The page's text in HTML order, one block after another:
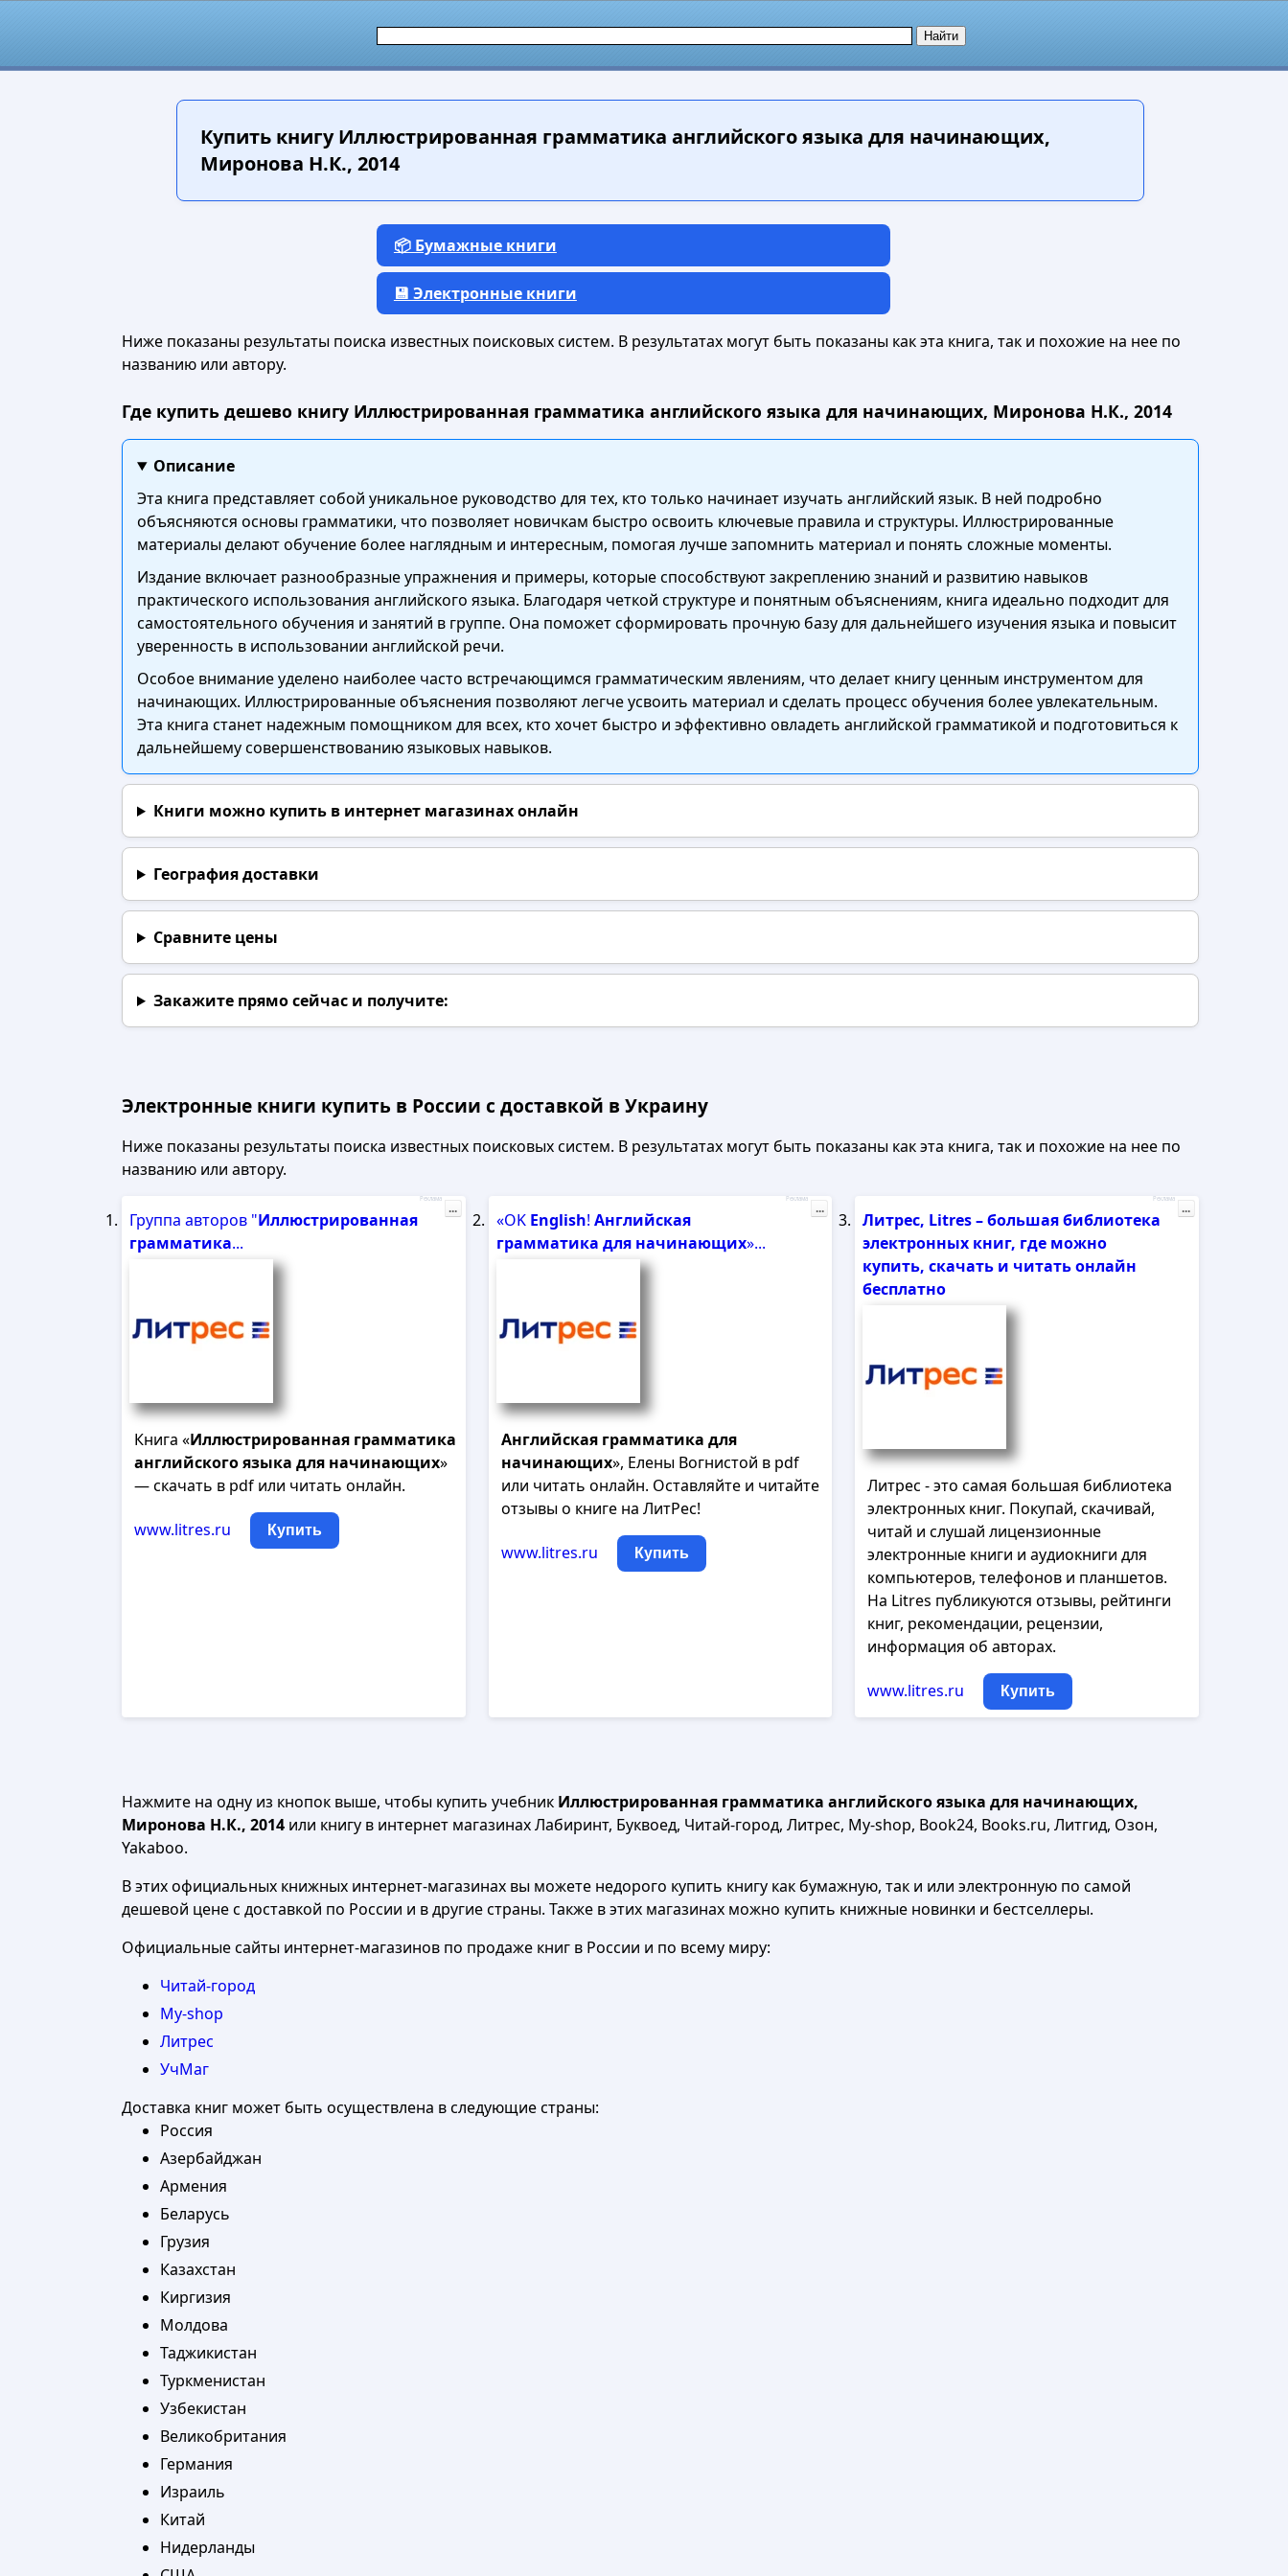
Купить книгуИллюстрированная грамматика английского языка для начинающих,
Миронова Н.К., 2014
📦 Бумажные книги
💾 Электронные книги
Ниже показаны результаты поиска известных поисковых систем. В результатах могут быть показаны как эта книга, так и похожие на нее по
названию или автору.
Где купить дешево книгу Иллюстрированная грамматика английского языка для начинающих, Миронова Н.К., 2014
Описание
Эта книга представляет собой уникальное руководство для тех, кто только начинает изучать английский язык. В ней подробно
объясняются основы грамматики, что позволяет новичкам быстро освоить ключевые правила и структуры. Иллюстрированные
материалы делают обучение более наглядным и интересным, помогая лучше запомнить материал и понять сложные моменты.
Издание включает разнообразные упражнения и примеры, которые способствуют закреплению знаний и развитию навыков
практического использования английского языка. Благодаря четкой структуре и понятным объяснениям, книга идеально подходит для
самостоятельного обучения и занятий в группе. Она поможет сформировать прочную базу для дальнейшего изучения языка и повысит
уверенность в использовании английской речи.
Особое внимание уделено наиболее часто встречающимся грамматическим явлениям, что делает книгу ценным инструментом для
начинающих. Иллюстрированные объяснения позволяют легче усвоить материал и сделать процесс обучения более увлекательным.
Эта книга станет надежным помощником для всех, кто хочет быстро и эффективно овладеть английской грамматикой и подготовиться к
дальнейшему совершенствованию языковых навыков.
Книги можно купить в интернет магазинах онлайн
География доставки
Сравните цены
Закажите прямо сейчаси получите:
Электронные книги купить в России с доставкой в Украину
Ниже показаны результаты поиска известных поисковых систем. В результатах могут быть показаны как эта книга, так и похожие на нее по
названию или автору.
Группа авторов "Иллюстрированная
грамматика...
Книга «Иллюстрированная грамматика
английскогоязыка для начинающих»
— скачать в pdf или читать онлайн.
www.litres.ru Купить
Реклама
...
«OK English! Английская
грамматика для начинающих»...
Английская грамматика для
начинающих», Елены Вогнистой в pdf
или читать онлайн. Оставляйте и читайте
отзывы о книге на ЛитРес!
www.litres.ru Купить
Реклама
...
Литрес, Litres – большая библиотека
электронных книг, где можно
купить, скачать и читать онлайн
бесплатно
Литрес - это самая большая библиотека
электронных книг. Покупай, скачивай,
читай и слушай лицензионные
электронные книги и аудиокниги для
компьютеров, телефонов и планшетов.
На Litres публикуются отзывы, рейтинги
книг, рекомендации, рецензии,
информация об авторах.
www.litres.ru Купить
Реклама
...
Нажмите на одну из кнопок выше, чтобы купить учебник Иллюстрированная грамматика английского языка для начинающих,
Миронова Н.К., 2014 или книгу в интернет магазинах Лабиринт, Буквоед, Читай-город, Литрес, My-shop, Book24, Books.ru, Литгид, Озон,
Yakaboo.
В этих официальных книжных интернет-магазинах вы можете недорого купить книгу как бумажную, так и или электронную по самой
дешевой цене с доставкой по России и в другие страны. Также в этих магазинах можно купить книжные новинки и бестселлеры.
Официальные сайты интернет-магазинов по продаже книг в России и по всему миру:
Читай-город
My-shop
Литрес
УчМаг
Доставка книг может быть осуществлена в следующие страны:
Россия
Азербайджан
Армения
Беларусь
Грузия
Казахстан
Киргизия
Молдова
Таджикистан
Туркменистан
Узбекистан
Великобритания
Германия
Израиль
Китай
Нидерланды